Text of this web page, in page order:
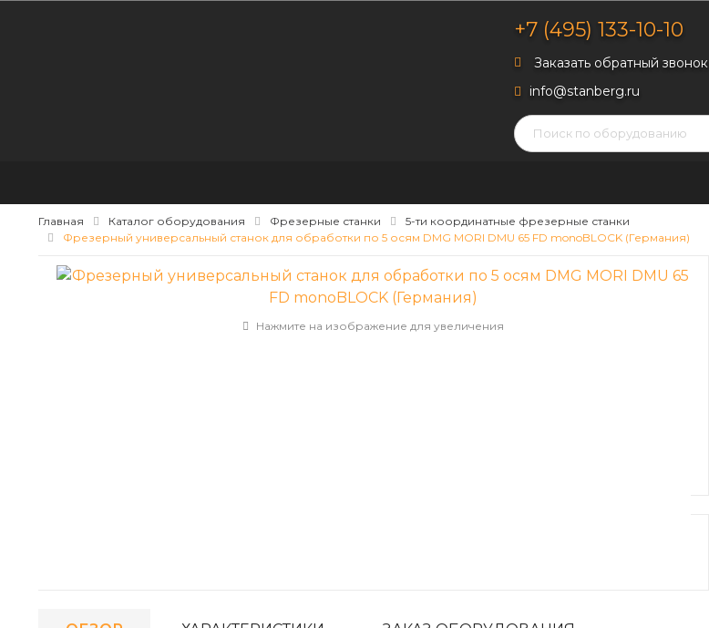
+7 (495) 133-10-10
Заказать обратный звонок
info@stanberg.ru
Главная Каталог оборудования Фрезерные станки
5-ти координатные фрезерные станки
Фрезерный универсальный станок для обработки по 5 осям DMG MORI DMU 65 FD monoBLOCK (Германия)
Нажмите на изображение для увеличения